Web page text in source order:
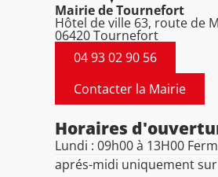
Mairie de Tournefort
Hôtel de ville 63, route de
06420 Tournefort
04 93 02 90 56
Contacter la Mairie
Horaires
Lundi : 09h00 à 13H00
aprés-midi uniquement